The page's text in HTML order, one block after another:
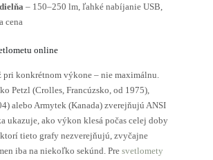
– 150–250 lm, ľahké nabíjanie USB,
cena
online
pri konkrétnom výkone – nie maximálnu.
Petzl (Crolles, Francúzsko, od 1975),
alebo Armytek (Kanada) zverejňujú ANSI
ukazuje, ako výkon klesá počas celej doby
tieto grafy nezverejňujú, zvyčajne
iba na niekoľko sekúnd. Pre svetlomety